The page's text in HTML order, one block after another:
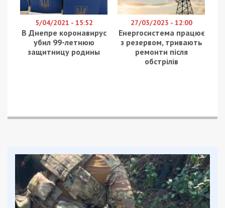
5/04/2021 - 15:52
В Днепре коронавирус
убил 99-летнюю
защитницу родины
27/03/2023 - 12:00
Енергосистема працює
з резервом, тривають
ремонти після
обстрілів